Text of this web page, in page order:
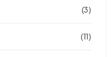
(3)
(11)